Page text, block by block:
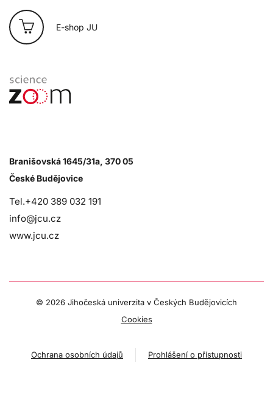
E-shop JU
Branišovská 1645/31a, 370 05
České Budějovice
Tel.+420 389 032 191
info@jcu.cz
www.jcu.cz
© 2026 Jihočeská univerzita v Českých Budějovicích
Cookies
Ochrana osobních údajů Prohlášení o přístupnosti